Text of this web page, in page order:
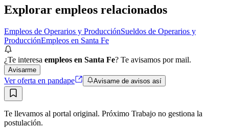
Explorar empleos relacionados
Empleos de Operarios y ProducciónSueldos de Operarios y
ProducciónEmpleos en Santa Fe
¿Te interesa empleos en Santa Fe? Te avisamos por mail.
Avisarme
Ver oferta en pandape Avisame de avisos así
Te llevamos al portal original. Próximo Trabajo no gestiona la
postulación.